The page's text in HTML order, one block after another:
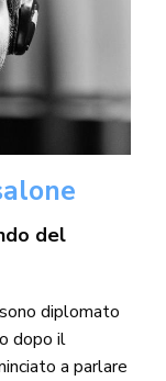
del
diplomato
dopo il
a parlare